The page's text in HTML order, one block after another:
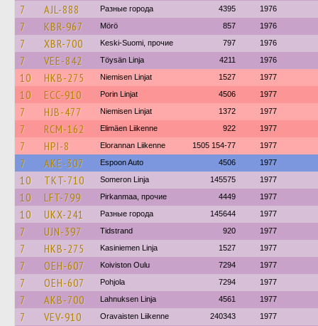
7 AJL-888 Разные города 4395 1976
7 KBR-967 Mörö 857 1976
7 XBR-700 Keski-Suomi, прочие 797 1976
7 VEE-842 Töysän Linja 4211 1976
10 HKB-275 Niemisen Linjat 1527 1977
10 ECC-910 Porin Linjat 4506 1977
7 HJB-477 Niemisen Linjat 1372 1977
7 RCM-162 Elimäen Liikenne 922 1977
7 HPI-8 Elorannan Liikenne 1505 154-77 1977
7 AKE-307 Espoon Auto 4506 1977
10 TKT-710 Someron Linja 145575 1977
10 LFT-799 Pirkanmaa, прочие 4449 1977
10 UKX-241 Разные города 145644 1977
7 UJN-397 Tidstrand 920 1977
7 HKB-275 Kasiniemen Linja 1527 1977
7 OEH-607 Koiviston Oulu 7294 1977
7 OEH-607 Pohjola 7294 1977
7 AKB-700 Lahnuksen Linja 4561 1977
7 VEV-910 Oravaisten Liikenne 240343 1977